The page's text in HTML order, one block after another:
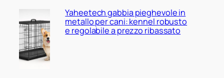
Yaheetech gabbia pieghevole in
metallo per cani: kennel robusto
e regolabile a prezzo ribassato